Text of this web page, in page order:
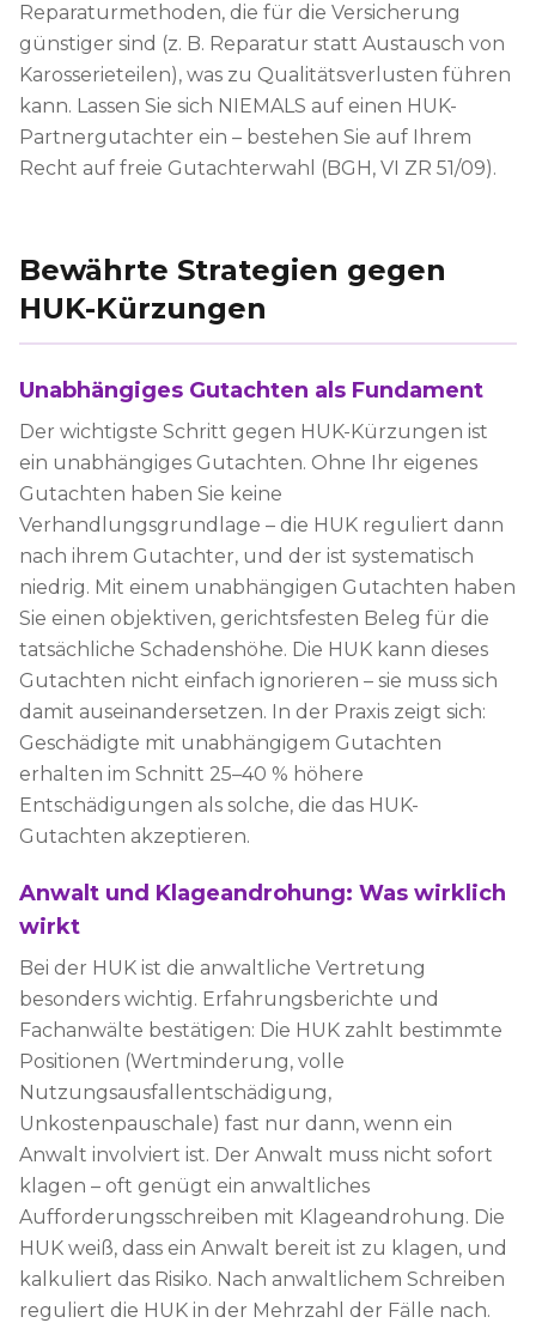
Reparaturmethoden, die für die Versicherung
günstiger sind (z. B. Reparatur statt Austausch von
Karosserieteilen), was zu Qualitätsverlusten führen
kann. Lassen Sie sich NIEMALS auf einen HUK-
Partnergutachter ein – bestehen Sie auf Ihrem
Recht auf freie Gutachterwahl (BGH, VI ZR 51/09).
Bewährte Strategien gegen
HUK-Kürzungen
Unabhängiges Gutachten als Fundament
Der wichtigste Schritt gegen HUK-Kürzungen ist
ein unabhängiges Gutachten. Ohne Ihr eigenes
Gutachten haben Sie keine
Verhandlungsgrundlage – die HUK reguliert dann
nach ihrem Gutachter, und der ist systematisch
niedrig. Mit einem unabhängigen Gutachten haben
Sie einen objektiven, gerichtsfesten Beleg für die
tatsächliche Schadenshöhe. Die HUK kann dieses
Gutachten nicht einfach ignorieren – sie muss sich
damit auseinandersetzen. In der Praxis zeigt sich:
Geschädigte mit unabhängigem Gutachten
erhalten im Schnitt 25–40 % höhere
Entschädigungen als solche, die das HUK-
Gutachten akzeptieren.
Anwalt und Klageandrohung: Was wirklich
wirkt
Bei der HUK ist die anwaltliche Vertretung
besonders wichtig. Erfahrungsberichte und
Fachanwälte bestätigen: Die HUK zahlt bestimmte
Positionen (Wertminderung, volle
Nutzungsausfallentschädigung,
Unkostenpauschale) fast nur dann, wenn ein
Anwalt involviert ist. Der Anwalt muss nicht sofort
klagen – oft genügt ein anwaltliches
Aufforderungsschreiben mit Klageandrohung. Die
HUK weiß, dass ein Anwalt bereit ist zu klagen, und
kalkuliert das Risiko. Nach anwaltlichem Schreiben
reguliert die HUK in der Mehrzahl der Fälle nach.